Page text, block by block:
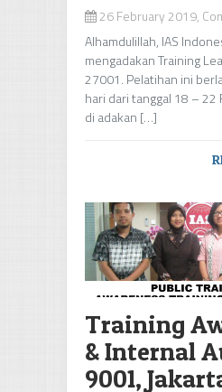
26 February 2019,
Alhamdulillah, IAS
mengadakan Training
27001. Pelatihan ini
hari dari tanggal 18 – 22
di adakan […]
Training
& Internal
9001,